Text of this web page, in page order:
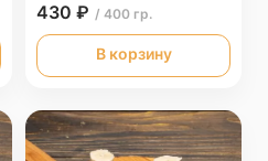
430 ₽ / 400 гр.
В корзину